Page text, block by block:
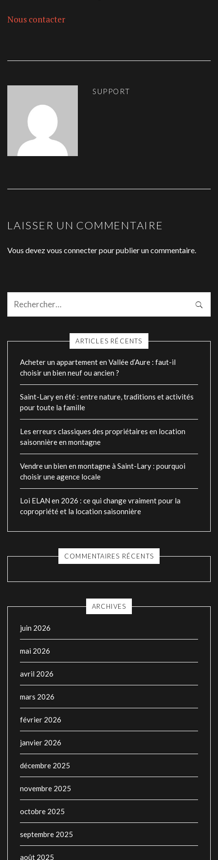
Nous contacter
SUPPORT
LAISSER UN COMMENTAIRE
Vous devezvous connecterpour publier un commentaire.
ARTICLES RÉCENTS
Acheter un appartement en Vallée d’Aure : faut-il
choisir un bien neuf ou ancien ?
Saint-Lary en été : entre nature, traditions et activités
pour toute la famille
Les erreurs classiques des propriétaires en location
saisonnière en montagne
Vendre un bien en montagne à Saint-Lary : pourquoi
choisir une agence locale
Loi ELAN en 2026 : ce qui change vraiment pour la
copropriété et la location saisonnière
COMMENTAIRES RÉCENTS
ARCHIVES
juin 2026
mai 2026
avril 2026
mars 2026
février 2026
janvier 2026
décembre 2025
novembre 2025
octobre 2025
septembre 2025
août 2025